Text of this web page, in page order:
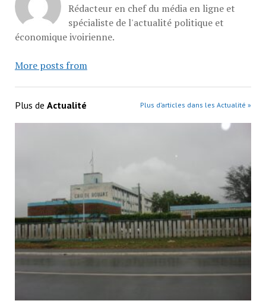
Rédacteur en chef du média en ligne et
spécialiste de l'actualité politique et
économique ivoirienne.
More posts from
Plus de Actualité Plus d’articles dans les Actualité »